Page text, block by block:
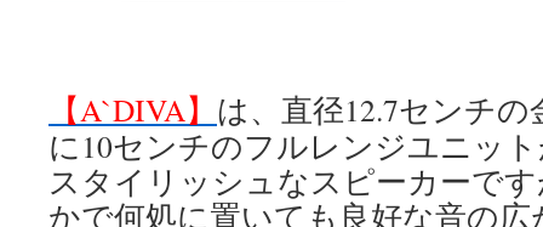
【A`DIVA】 は、直径12.7センチ
に10センチのフルレンジユニッ
スタイリッシュなスピーカーで
かで何処に置いても良好な音の